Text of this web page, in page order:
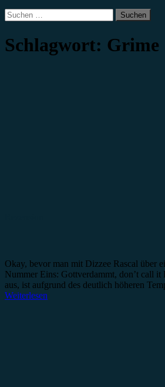
Suchen
nach:
Schlagwort: Grime
Okay, bevor man mit Dizzee Rascal über
Nummer Eins: Gottverdammt, don’t call
aus, ist aufgrund des deutlich höheren
Weiterlesen